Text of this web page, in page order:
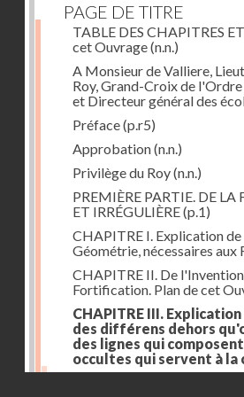
PAGE DE TITRE
TABLE DES CHAPITRES
cet Ouvrage(n.n.)
A Monsieur de Valliere,
Roy, Grand-Croix de
et Directeur général des
Préface(p.r5)
Approbation(n.n.)
Privilège du Roy(n.n.)
PREMIÈRE PARTIE. DE
ET IRRÉGULIÈRE(p.1)
CHAPITRE I. Explication
Géométrie, nécessaires
CHAPITRE II. De
Fortification. Plan de cet
CHAPITRE III.
des différens dehors
des lignes qui
occultes qui servent à
Des lignes & des angles